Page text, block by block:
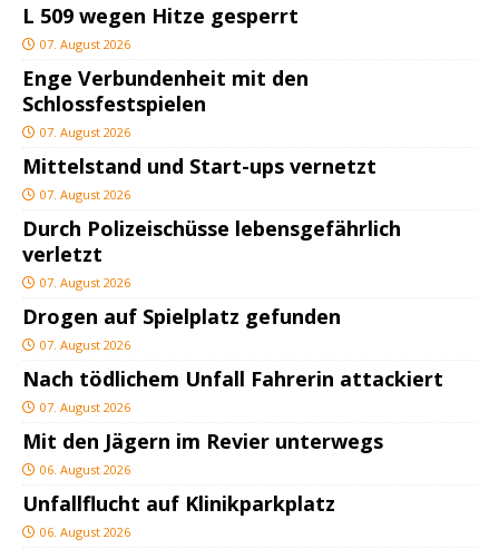
L 509 wegen Hitze gesperrt
07. August 2026
Enge Verbundenheit mit den
Schlossfestspielen
07. August 2026
Mittelstand und Start-ups vernetzt
07. August 2026
Durch Polizeischüsse lebensgefährlich
verletzt
07. August 2026
Drogen auf Spielplatz gefunden
07. August 2026
Nach tödlichem Unfall Fahrerin attackiert
07. August 2026
Mit den Jägern im Revier unterwegs
06. August 2026
Unfallflucht auf Klinikparkplatz
06. August 2026